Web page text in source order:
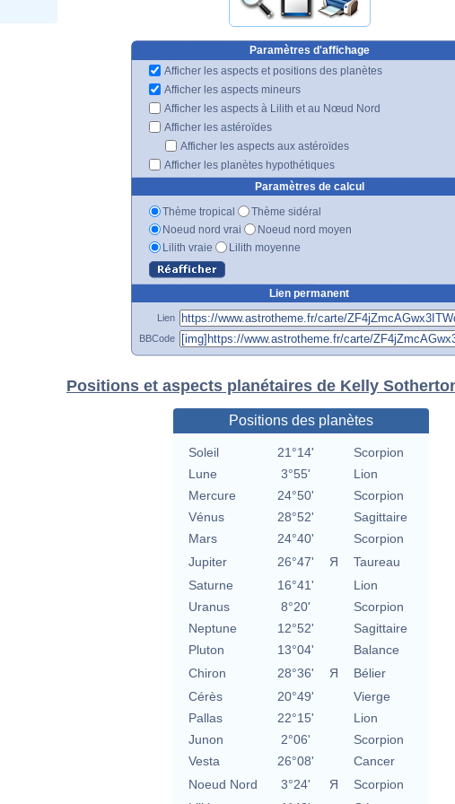
Paramètres d'affichage
Afficher les aspects et positions des planètes
Afficher les aspects mineurs
Afficher les aspects à Lilith et au Nœud Nord
Afficher les astéroïdes
Afficher les aspects aux astéroïdes
Afficher les planètes hypothétiques
Paramètres de calcul
Thème tropical
Thème sidéral
Noeud nord vrai
Noeud nord moyen
Lilith vraie
Lilith moyenne
Lien permanent
Lien
BBCode
Positions et aspects planétaires de Kelly
Positions des planètes
Soleil 21°14'
Scorpion
Lune
3°55'
Lion
Mercure
24°50'
Scorpion
Vénus
28°52'
Sagittaire
Mars
24°40'
Scorpion
Jupiter
26°47' Я
Taureau
Saturne
16°41'
Lion
Uranus
8°20'
Scorpion
Neptune
12°52'
Sagittaire
Pluton
13°04'
Balance
Chiron
28°36' Я
Bélier
Cérès
20°49'
Vierge
Pallas
22°15'
Lion
Junon
2°06'
Scorpion
Vesta
26°08'
Cancer
Noeud Nord
3°24' Я
Scorpion